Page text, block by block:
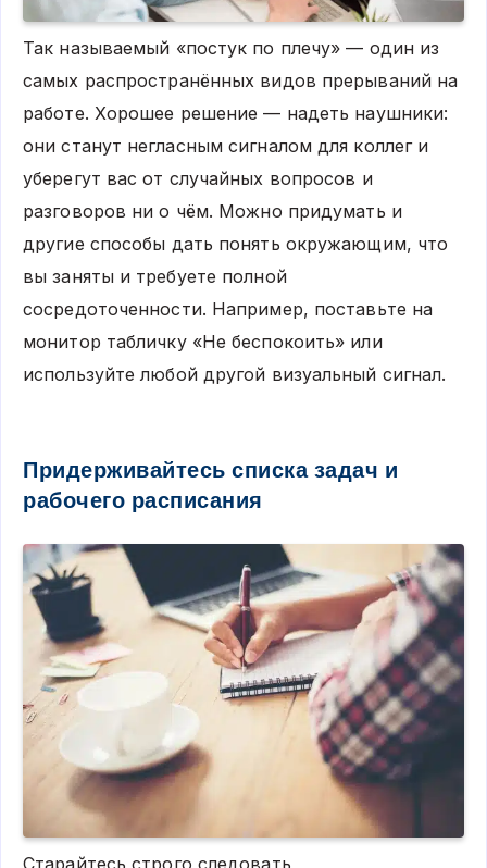
Так называемый «постук по плечу» — один из
самых распространённых видов прерываний на
работе. Хорошее решение — надеть наушники:
они станут негласным сигналом для коллег и
уберегут вас от случайных вопросов и
разговоров ни о чём. Можно придумать и
другие способы дать понять окружающим, что
вы заняты и требуете полной
сосредоточенности. Например, поставьте на
монитор табличку «Не беспокоить» или
используйте любой другой визуальный сигнал.
Придерживайтесь списка задач и
рабочего расписания